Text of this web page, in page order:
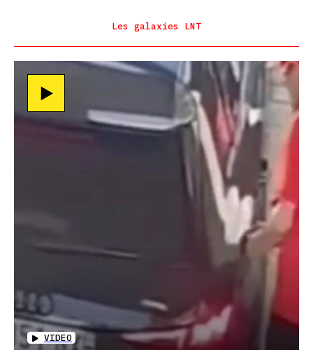
Les galaxies LNT
VIDEO